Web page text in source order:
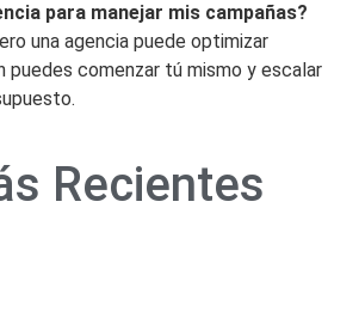
para manejar mis campañas?
una agencia puede optimizar
puedes comenzar tú mismo y escalar
Recientes